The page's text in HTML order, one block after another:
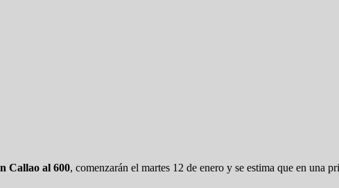
Callao al 600, comenzarán el martes 12 de enero y se estima que en una